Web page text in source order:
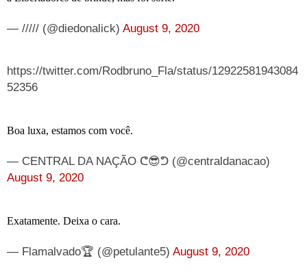
— ///// (@diedonalick) August 9, 2020
https://twitter.com/Rodbruno_Fla/status/12922581943084
52356
Boa luxa, estamos com você.
— CENTRAL DA NAÇÃO ᕦ😎ᕤ (@centraldanacao)
August 9, 2020
Exatamente. Deixa o cara.
— Flamalvado🏆 (@petulante5) August 9, 2020